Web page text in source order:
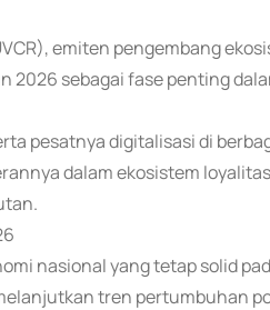
emiten pengembang
2026 sebagai fase penting
pesatnya digitalisasi di
dalam ekosistem
nasional yang tetap solid
tren pertumbuhan